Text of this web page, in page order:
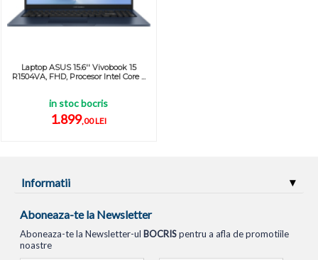
Laptop ASUS 15.6'' Vivobook 15
R1504VA, FHD, Procesor Intel Core ...
in stoc bocris
1.899,00 LEI
Informatii
Aboneaza-te la Newsletter
Aboneaza-te la Newsletter-ul BOCRISpentru a afla de promotiile
noastre